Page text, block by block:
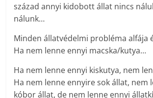
század annyi kidobott állat nincs
nálunk…
Minden állatvédelmi probléma alfája
Ha nem lenne ennyi macska/kutya…
Ha nem lenne ennyi kiskutya, nem
Ha nem lenne ennyire sok állat, nem
kóbor állat, de nem lenne ennyi